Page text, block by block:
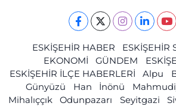
ESKİŞEHİR HABER
ESKİŞEHİR
EKONOMİ
GÜNDEM
ESKİŞEHİR İLÇE HABERLERİ
Alpu
Günyüzü
Han İnönü
Mihalıççık
Odunpazarı Seyitgazi